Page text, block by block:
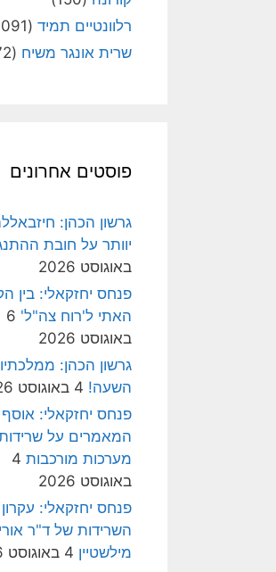
רלוונטיים תמיד (4,091)
שרית אונגר משיח (72)
פוסטים אחרונים
גרשון הכהן:
יוותר על חובת
באוגוסט 2026
פנחס יחזקאלי: בין
האתי ל'רוח צה"ל' 6
באוגוסט 2026
גרשון הכהן:
השעה! 4 באוגוסט 2026
פנחס יחזקאלי: אוסף
המאמרים על
מערכות מורכבות 4
באוגוסט 2026
פנחס יחזקאלי: עקרון
השרידות של ד"ר אורי
מילשטיין 4 באוגוסט 2026